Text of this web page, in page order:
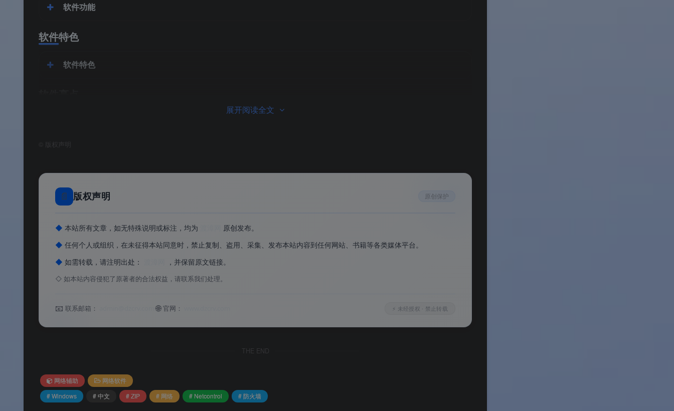
软件功能
软件特色
软件特色
系统要求
同类对比
需求——阻止某个程序联网——它比任何工具都快。
常见问题
展开阅读全文
版权声明
📄 版权声明 原创保护
◆ 本站所有文章，如无特殊说明或标注，均为
原创发布。
◆ 任何个人或组织，在未征得本站同意时，禁止复制、盗用、采集、发布本站内容到任何网站、书籍等各类媒体平台。
◆ 如需转载，请注明出处： ，并保留原文链接。
◇ 如本站内容侵犯了原著者的合法权益，请联系我们处理。
📧 联系邮箱： admin@dzcrv.com🌐官网： ⚡ 未经授权 · 禁止转载
THE END
网络辅助
网络软件
# Windows
# 中文 # ZIP # 网络 # Netcontrol # 防火墙